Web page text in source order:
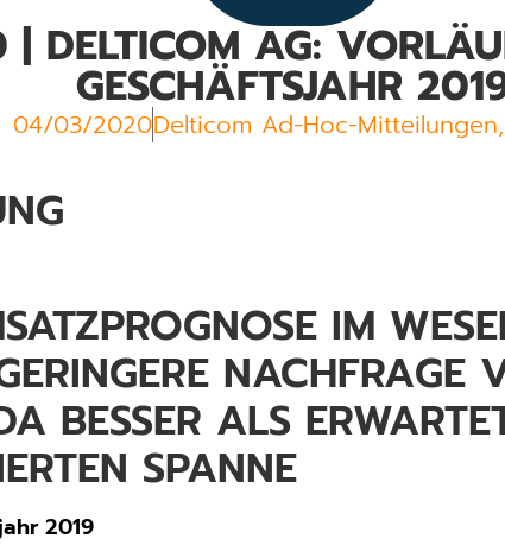
DELTICOM AG:
GESCHÄFTSJAHR
04/03/2020Delticom Ad-Hoc-Mitteilungen,
IM
NACHFRAGE
BESSER ALS
SPANNE
2019